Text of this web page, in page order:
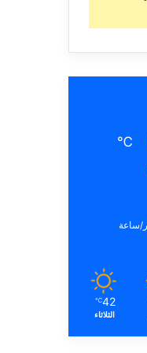
℃
42
℃
الثلاثاء